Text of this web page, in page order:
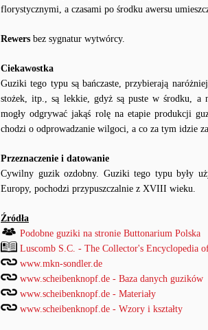
florystycznymi, a czasami po środku awersu
Rewers bez sygnatur wytwórcy.
Ciekawostka
Guziki tego typu są bańczaste, przybierają
stożek, itp., są lekkie, gdyż są puste w środku, a
mogły odgrywać jakąś rolę na etapie produkcji
chodzi o odprowadzanie wilgoci, a co za tym idzie
Przeznaczenie i datowanie
Cywilny guzik ozdobny. Guziki tego typu były
Europy, pochodzi przypuszczalnie z XVIII wieku.
Źródła
Podobne guziki na stronie Buttonarium Polska
Luscomb S.C. - The Collector's Encyclopedia
www.mkn-sondler.de
www.scheibenknopf.de - Baza danych guzików
www.scheibenknopf.de - Materiały
www.scheibenknopf.de - Wzory i kształty